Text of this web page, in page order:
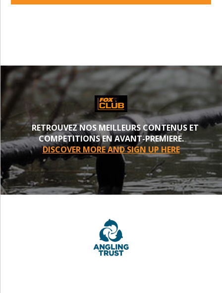
RETROUVEZ NOS MEILLEURS CONTENUS ET
COMPETITIONS EN AVANT-PREMIERE.
DISCOVER MORE AND SIGN UP HERE